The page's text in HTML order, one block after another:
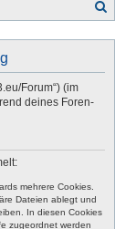
Forum“) (im
deines Foren-
mehrere Cookies.
Dateien ablegt und
In diesen Cookies
zugeordnet werden